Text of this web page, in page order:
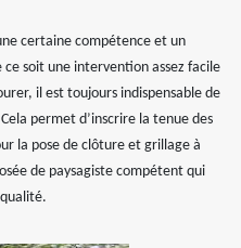
certaine compétence et un
soit une intervention assez facile
il est toujours indispensable de
permet d’inscrire la tenue des
la pose de clôture et grillage à
de paysagiste compétent qui